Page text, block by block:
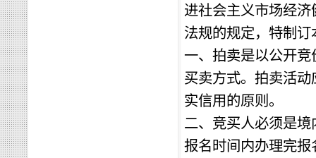
进社会主义市场经
法规的规定，特制订
一、拍卖是以公开
买卖方式。拍卖活
实信用的原则。
二、竞买人必须是
报名时间内办理完